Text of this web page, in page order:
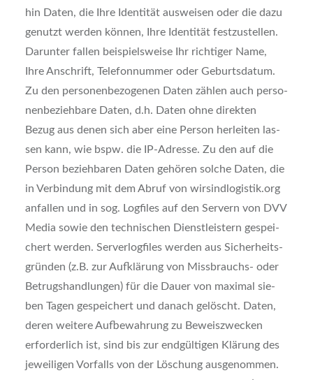
hin Daten, die Ihre Iden­ti­tät aus­wei­sen oder die dazu
genutzt wer­den kön­nen, Ihre Iden­ti­tät fest­zu­stel­len.
Dar­un­ter fal­len bei­spiels­wei­se Ihr rich­ti­ger Name,
Ihre Anschrift, Tele­fon­num­mer oder Geburts­da­tum.
Zu den per­so­nen­be­zo­ge­nen Daten zäh­len auch per­so­
nen­be­zieh­ba­re Daten, d.h. Daten ohne direk­ten
Bezug aus denen sich aber eine Per­son her­lei­ten las­
sen kann, wie bspw. die IP-Adres­se. Zu den auf die
Per­son bezieh­ba­ren Daten gehö­ren sol­che Daten, die
in Ver­bin­dung mit dem Abruf von wirsindlogistik.org
anfal­len und in sog. Log­files auf den Ser­vern von DVV
Media sowie den tech­ni­schen Dienst­leis­tern gespei­
chert wer­den. Ser­ver­log­files wer­den aus Sicher­heits­
grün­den (z.B. zur Auf­klä­rung von Miss­brauchs- oder
Betrugs­hand­lun­gen) für die Dau­er von maxi­mal sie­
ben Tagen gespei­chert und danach gelöscht. Daten,
deren wei­te­re Auf­be­wah­rung zu Beweis­zwe­cken
erfor­der­lich ist, sind bis zur end­gül­ti­gen Klä­rung des
jewei­li­gen Vor­falls von der Löschung aus­ge­nom­men.